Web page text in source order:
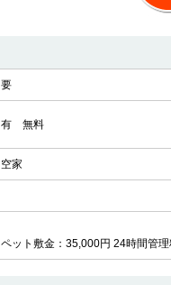
要
有 無料
空家
ペット敷金：35,000円 24時間管